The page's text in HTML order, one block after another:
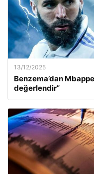
13/12/2025
Benzema’dan
değerlendir”